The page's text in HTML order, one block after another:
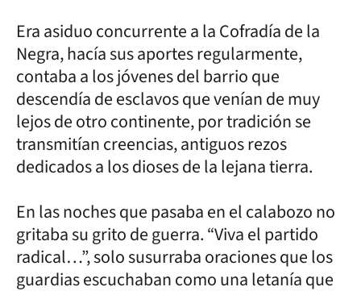
Era asiduo concurrente a la Cofradía de la
Negra, hacía sus aportes regularmente,
contaba a los jóvenes del barrio que
descendía de esclavos que venían de muy
lejos de otro continente, por tradición se
transmitían creencias, antiguos rezos
dedicados a los dioses de la lejana tierra.
En las noches que pasaba en el calabozo no
gritaba su grito de guerra. “Viva el partido
radical…”, solo susurraba oraciones que los
guardias escuchaban como una letanía que